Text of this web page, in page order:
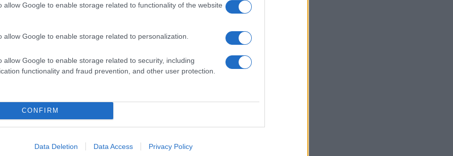
allow Google to enable storage related to functionality of the website
allow Google to enable storage related to personalization.
allow Google to enable storage related to security, including
functionality and fraud prevention, and other user protection.
CONFIRM
Data Deletion Data Access Privacy Policy
της Skoda Auto για την Τεχνική Εξέλιξη, δήλωσε:
διαδικασίας εξέλιξης και δοκιμών, κατά την οποία
και την αντοχή όλων των βασικών εξαρτημάτων και
εργαστήρια, όπως κλιματικούς θαλάμους και
συνθήκες – από τη ζέστη της ερήμου έως
πέσει στους -40 °C.Στόχος ήταν να διασφαλίσουμε ότι
αυτές τις ακραίες καταστάσεις».
από τα τμήματα εξέλιξης και ποιότητας της Skoda
Εκτός από τηνΕυρώπη, δοκιμές πραγματοποιήθηκαν
συστημάτων υψηλής απόδοσης. Με αυτόν τον